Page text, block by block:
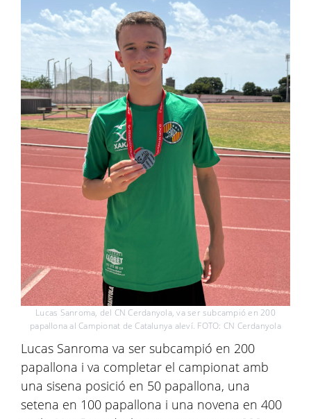
Lucas Sanroma, del CN Cerdanyola, va ser subcampió en 200
papallona al Campionat de Catalunya aleví. FOTO: CN Cerdanyola
Lucas Sanroma va ser subcampió en 200
papallona i va completar el campionat amb
una sisena posició en 50 papallona, una
setena en 100 papallona i una novena en 400